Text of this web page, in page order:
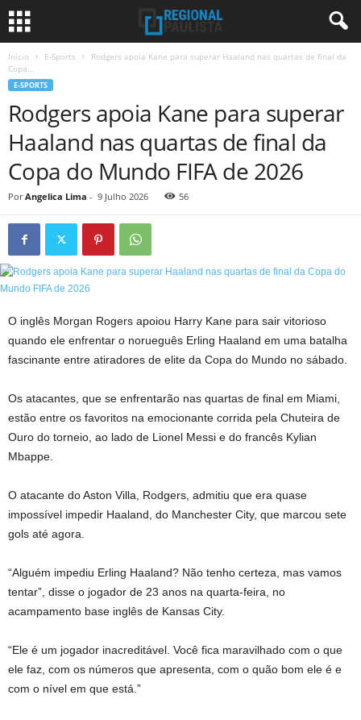
Início E-Sports
Rodgers apoia Kane para superar Haaland nas quartas de final da
Copa...
E-SPORTS
Rodgers apoia Kane para superar
Haaland nas quartas de final da
Copa do Mundo FIFA de 2026
Por Angelica Lima - 9 Julho 2026 56
O inglês Morgan Rogers apoiou Harry Kane para sair vitorioso
quando ele enfrentar o norueguês Erling Haaland em uma batalha
fascinante entre atiradores de elite da Copa do Mundo no sábado.
Os atacantes, que se enfrentarão nas quartas de final em Miami,
estão entre os favoritos na emocionante corrida pela Chuteira de
Ouro do torneio, ao lado de Lionel Messi e do francês Kylian
Mbappe.
O atacante do Aston Villa, Rodgers, admitiu que era quase
impossível impedir Haaland, do Manchester City, que marcou sete
gols até agora.
“Alguém impediu Erling Haaland? Não tenho certeza, mas vamos
tentar”, disse o jogador de 23 anos na quarta-feira, no
acampamento base inglês de Kansas City.
“Ele é um jogador inacreditável. Você fica maravilhado com o que
ele faz, com os números que apresenta, com o quão bom ele é e
com o nível em que está.”